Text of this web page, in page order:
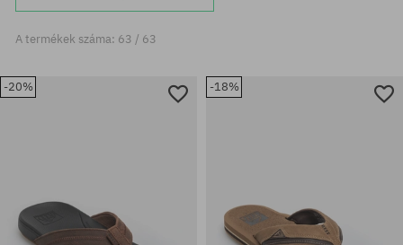
A termékek száma: 63 / 63
-20% -18%